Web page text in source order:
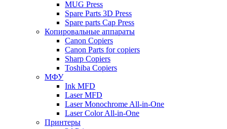
MUG Press
Spare Parts 3D Press
Spare parts Cap Press
Копировальные аппараты
Canon Copiers
Canon Parts for copiers
Sharp Copiers
Toshiba Copiers
МФУ
Ink MFD
Laser MFD
Laser Monochrome All-in-One
Laser Color All-in-One
Принтеры